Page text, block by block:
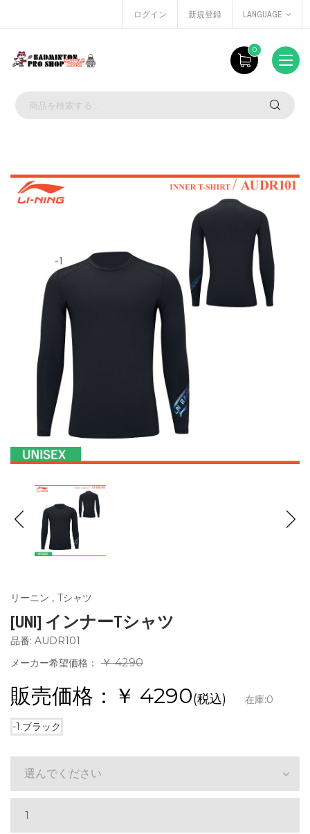
ログイン 新規登録 LANGUAGE
0
リーニン , Tシャツ
[UNI] インナーTシャツ
品番: AUDR101
メーカー希望価格：
￥ 4290
販売価格：￥ 4290(税込) 在庫:0
-1.ブラック
選んでください